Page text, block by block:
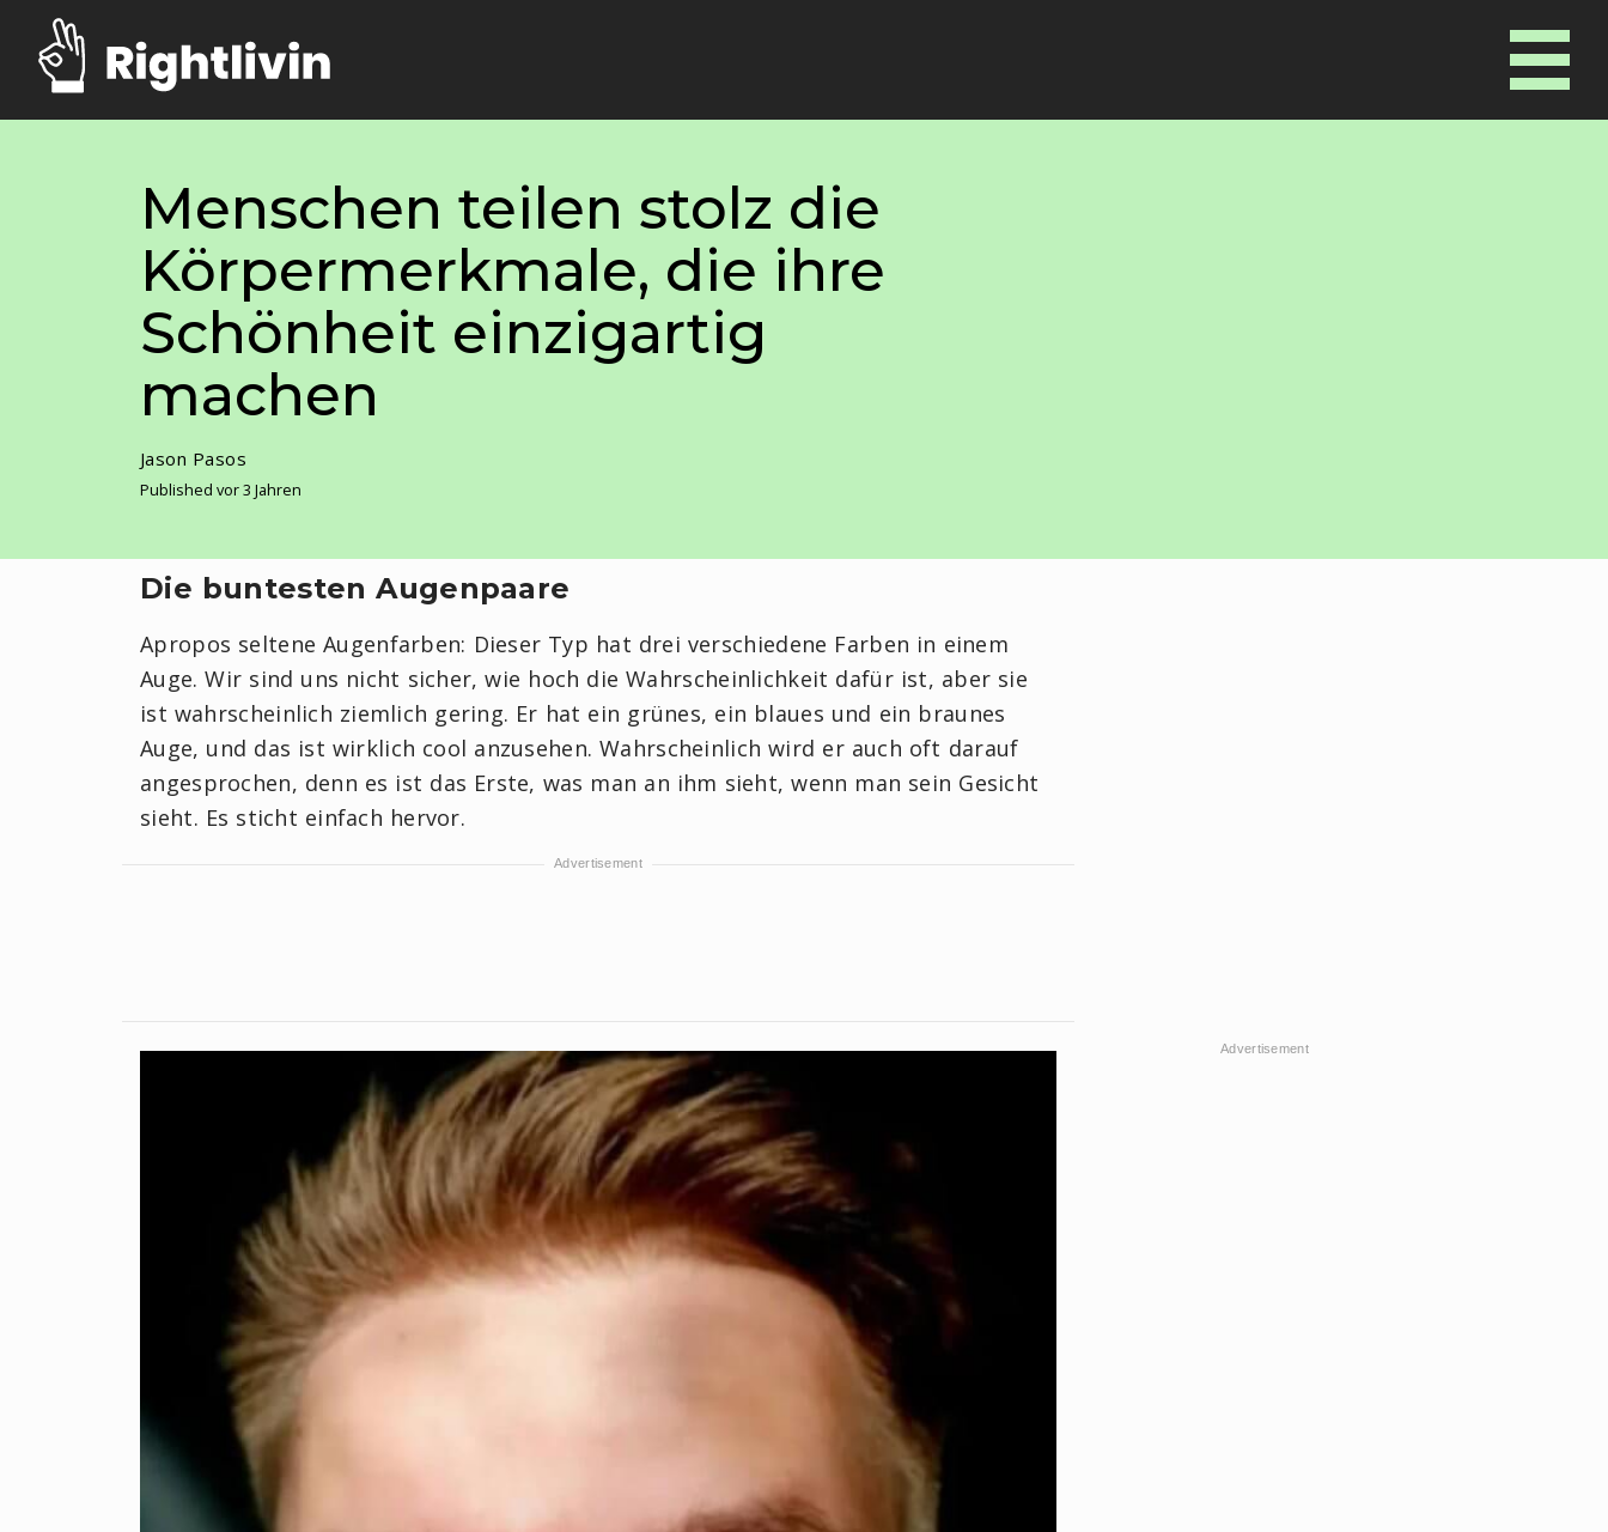
Menschen teilen stolz die
Körpermerkmale, die ihre
Schönheit einzigartig
machen
Jason Pasos
Published vor 3 Jahren
Die buntesten Augenpaare
Apropos seltene Augenfarben: Dieser Typ hat drei verschiedene Farben in einem
Auge. Wir sind uns nicht sicher, wie hoch die Wahrscheinlichkeit dafür ist, aber sie
ist wahrscheinlich ziemlich gering. Er hat ein grünes, ein blaues und ein braunes
Auge, und das ist wirklich cool anzusehen. Wahrscheinlich wird er auch oft darauf
angesprochen, denn es ist das Erste, was man an ihm sieht, wenn man sein Gesicht
sieht. Es sticht einfach hervor.